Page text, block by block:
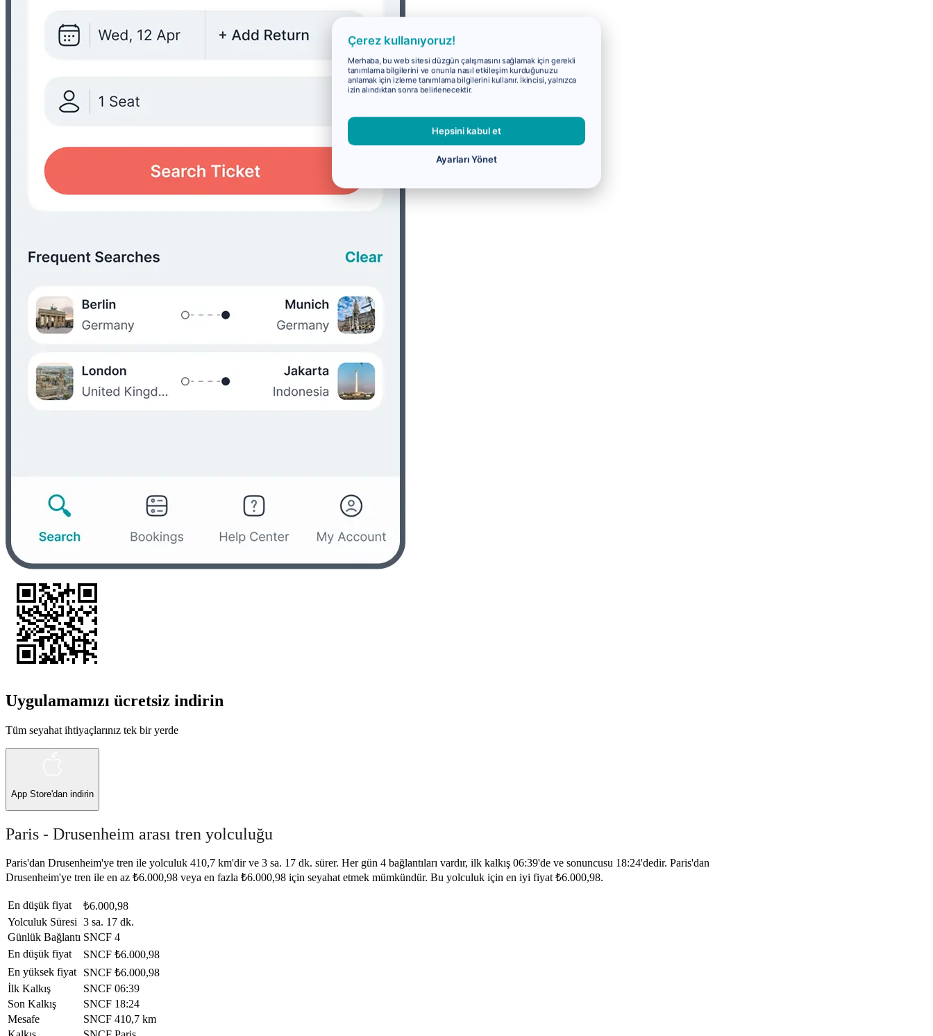
Uygulamamızı ücretsiz indirin
Tüm seyahat ihtiyaçlarınız tek bir yerde
App Store'dan indirin
Paris - Drusenheim arası tren yolculuğu
Paris'dan Drusenheim'ye tren ile yolculuk 410,7 km'dir ve 3 sa. 17 dk. sürer. Her gün 4 bağlantıları vardır, ilk kalkış 06:39'de ve sonuncusu 18:24'dedir. Paris'dan
Drusenheim'ye tren ile en az ₺6.000,98 veya en fazla ₺6.000,98 için seyahat etmek mümkündür. Bu yolculuk için en iyi fiyat ₺6.000,98.
En düşük fiyat
₺6.000,98
Yolculuk Süresi 3 sa. 17 dk.
Günlük Bağlantı SNCF 4
En düşük fiyat
SNCF ₺6.000,98
En yüksek fiyat
SNCF ₺6.000,98
İlk Kalkış
SNCF 06:39
Son Kalkış
SNCF 18:24
Mesafe
SNCF 410,7 km
Çerez kullanıyoruz!
Merhaba, bu web sitesi düzgün çalışmasını sağlamak için gerekli
tanımlama bilgilerini ve onunla nasıl etkileşim kurduğunuzu
anlamak için izleme tanımlama bilgilerini kullanır. İkincisi, yalnızca
izin alındıktan sonra belirlenecektir.
Hepsini kabul et
Ayarları Yönet